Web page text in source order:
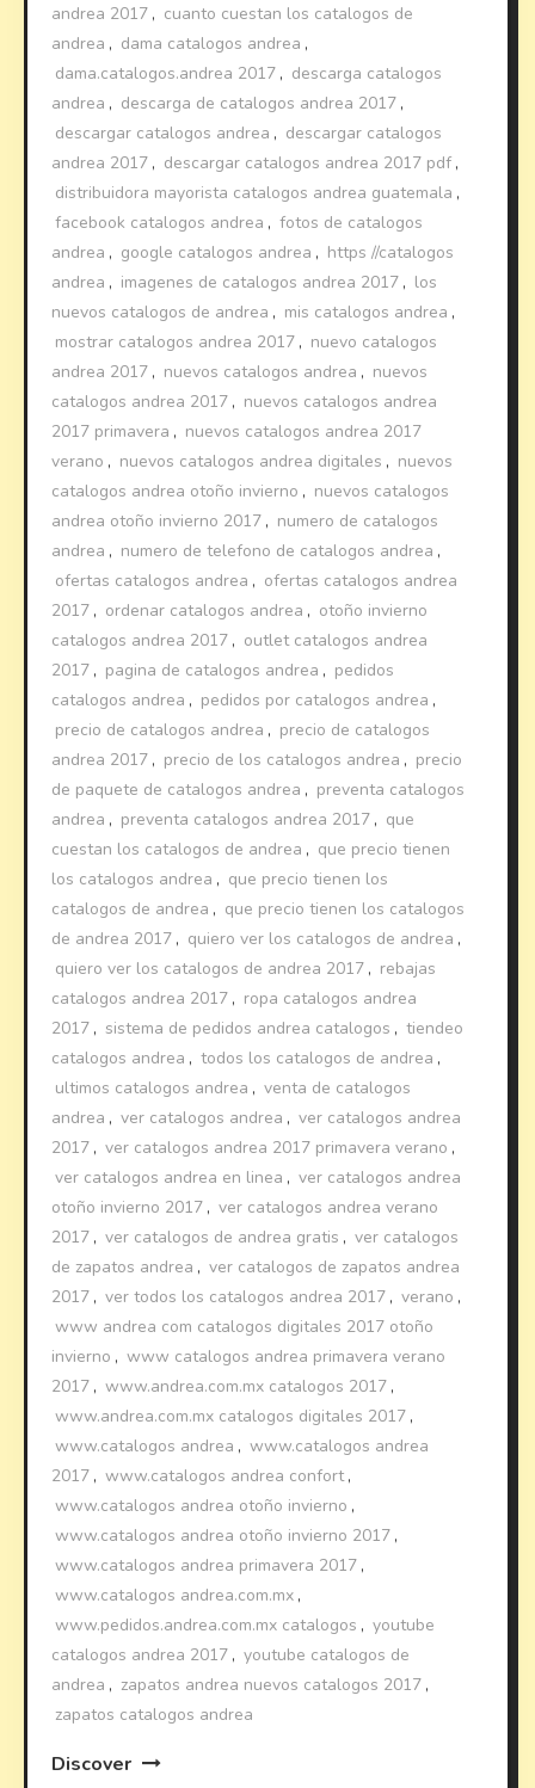
andrea 2017 , cuanto cuestan los catalogos de
andrea , dama catalogos andrea ,
dama.catalogos.andrea 2017 , descarga catalogos
andrea , descarga de catalogos andrea 2017 ,
descargar catalogos andrea , descargar catalogos
andrea 2017 , descargar catalogos andrea 2017 pdf ,
distribuidora mayorista catalogos andrea guatemala ,
facebook catalogos andrea , fotos de catalogos
andrea , google catalogos andrea , https //catalogos
andrea , imagenes de catalogos andrea 2017 , los
nuevos catalogos de andrea , mis catalogos andrea ,
mostrar catalogos andrea 2017 , nuevo catalogos
andrea 2017 , nuevos catalogos andrea , nuevos
catalogos andrea 2017 , nuevos catalogos andrea
2017 primavera , nuevos catalogos andrea 2017
verano , nuevos catalogos andrea digitales , nuevos
catalogos andrea otoño invierno , nuevos catalogos
andrea otoño invierno 2017 , numero de catalogos
andrea , numero de telefono de catalogos andrea ,
ofertas catalogos andrea , ofertas catalogos andrea
2017 , ordenar catalogos andrea , otoño invierno
catalogos andrea 2017 , outlet catalogos andrea
2017 , pagina de catalogos andrea , pedidos
catalogos andrea , pedidos por catalogos andrea ,
precio de catalogos andrea , precio de catalogos
andrea 2017 , precio de los catalogos andrea , precio
de paquete de catalogos andrea , preventa catalogos
andrea , preventa catalogos andrea 2017 , que
cuestan los catalogos de andrea , que precio tienen
los catalogos andrea , que precio tienen los
catalogos de andrea , que precio tienen los catalogos
de andrea 2017 , quiero ver los catalogos de andrea ,
quiero ver los catalogos de andrea 2017 , rebajas
catalogos andrea 2017 , ropa catalogos andrea
2017 , sistema de pedidos andrea catalogos , tiendeo
catalogos andrea , todos los catalogos de andrea ,
ultimos catalogos andrea , venta de catalogos
andrea , ver catalogos andrea , ver catalogos andrea
2017 , ver catalogos andrea 2017 primavera verano ,
ver catalogos andrea en linea , ver catalogos andrea
otoño invierno 2017 , ver catalogos andrea verano
2017 , ver catalogos de andrea gratis , ver catalogos
de zapatos andrea , ver catalogos de zapatos andrea
2017 , ver todos los catalogos andrea 2017 , verano ,
www andrea com catalogos digitales 2017 otoño
invierno , www catalogos andrea primavera verano
2017 , www.andrea.com.mx catalogos 2017 ,
www.andrea.com.mx catalogos digitales 2017 ,
www.catalogos andrea , www.catalogos andrea
2017 , www.catalogos andrea confort,
www.catalogos andrea otoño invierno ,
www.catalogos andrea otoño invierno 2017 ,
www.catalogos andrea primavera 2017 ,
www.catalogos andrea.com.mx ,
www.pedidos.andrea.com.mx catalogos , youtube
catalogos andrea 2017 , youtube catalogos de
andrea , zapatos andrea nuevos catalogos 2017 ,
zapatos catalogos andrea
Discover